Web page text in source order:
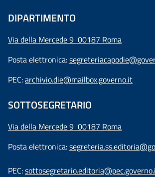
DIPARTIMENTO
Via della Mercede 9 00187 Roma
Posta elettronica:
PEC:archivio.die@mailbox.governo.it
SOTTOSEGRETARIO
Via della Mercede 9 00187 Roma
Posta elettronica:
PEC: